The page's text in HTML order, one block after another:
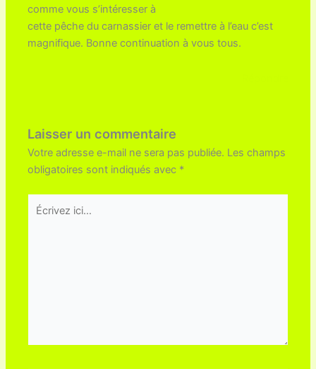
comme vous s’intéresser à
cette pêche du carnassier et le remettre à l’eau c’est
magnifique. Bonne continuation à vous tous.
Laisser un commentaire
Votre adresse e-mail ne sera pas publiée. Les champs
obligatoires sont indiqués avec *
ici…